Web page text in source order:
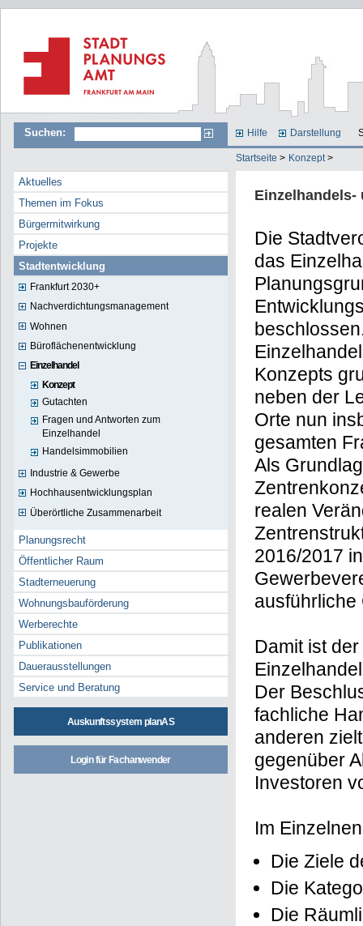
Suchen: Hilfe Darstellung
Startseite > Konzept >
Aktuelles
Themen im Fokus
Bürgermitwirkung
Projekte
Stadtentwicklung
Frankfurt 2030+
Nachverdichtungsmanagement
Wohnen
Büroflächenentwicklung
Einzelhandel
Konzept
Gutachten
Fragen und Antworten zum
Einzelhandel
Handelsimmobilien
Industrie & Gewerbe
Hochhausentwicklungsplan
Überörtliche Zusammenarbeit
Planungsrecht
Öffentlicher Raum
Stadterneuerung
Wohnungsbauförderung
Werberechte
Publikationen
Dauerausstellungen
Service und Beratung
Auskunftssystem planAS
Login für Fachanwender
Einzelhandels-
Die
das
Konzepts
neben der
Orte nun
gesamten
Als
realen
2016/2017
ausführliche
Damit ist
Der
fachliche
anderen
gegenüber
Investoren
Im
Die Ziele
Die
Die